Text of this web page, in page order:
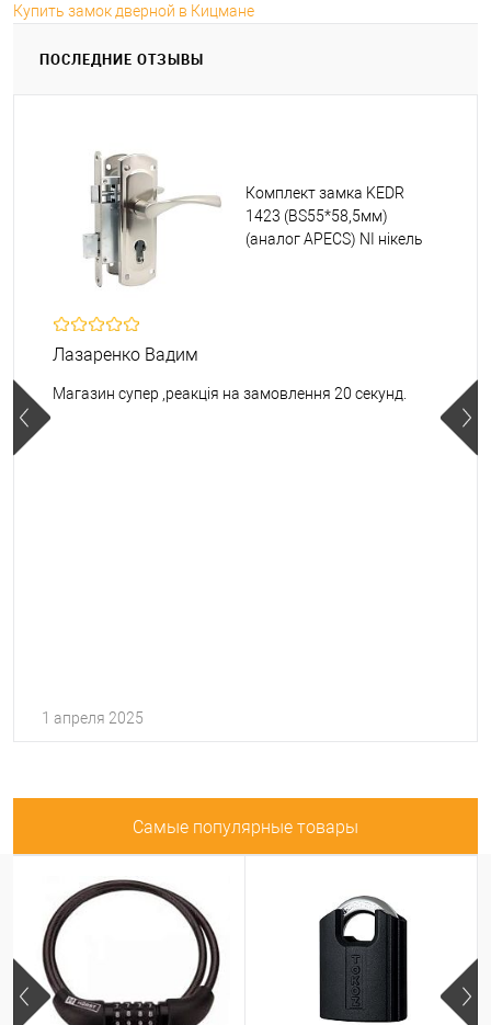
Купить замок дверной в Кицмане
ПОСЛЕДНИЕ ОТЗЫВЫ
Комплект замка KEDR
1423 (BS55*58,5мм)
(аналог APECS) NI нікель
Лазаренко Вадим
Магазин супер ,реакція на замовлення 20 секунд.
1 апреля 2025
Самые популярные товары